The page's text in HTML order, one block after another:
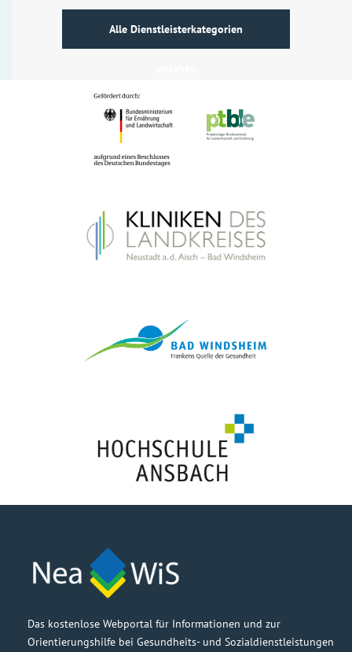
Alle Dienstleisterkategorien
Das kostenlose Webportal für Informationen und zur
Orientierungshilfe bei Gesundheits- und Sozialdienstleistungen